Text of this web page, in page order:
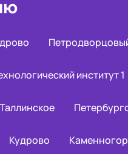
институт 1
Таллинское
Кудрово